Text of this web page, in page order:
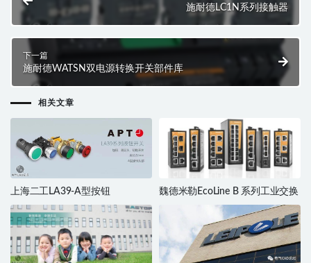
施耐德LC1N系列接触器
下一篇
施耐德WATSN双电源转换开关部件库
相关文章
上海二工LA39-A型按钮 魏德米勒EcoLine B 系列工业交换